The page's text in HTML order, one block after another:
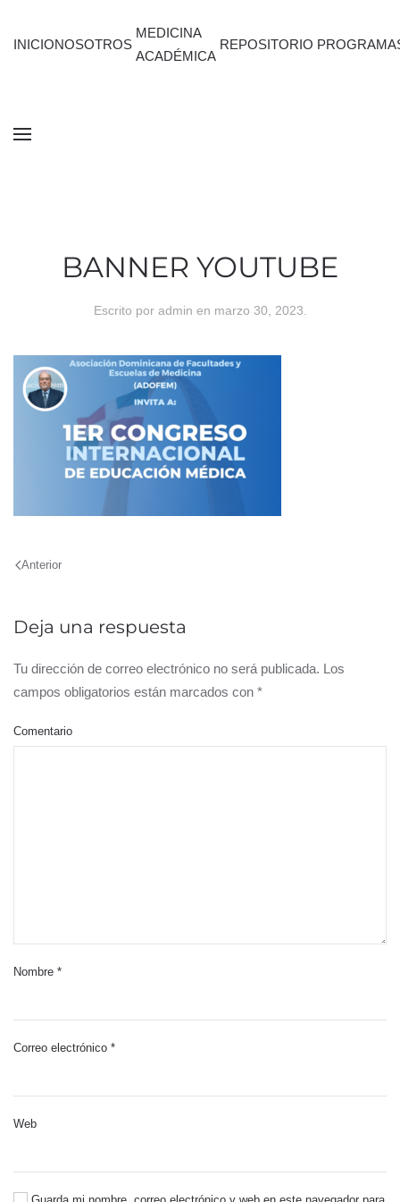
INICIONOSOTROS
MEDICINA
ACADÉMICA
REPOSITORIO
BANNER YOUTUBE
Escrito por admin en marzo 30, 2023
Anterior
Deja una respuesta
Tu dirección de correo electrónico no será publicada. Los
campos obligatorios están marcados con *
Comentario
Nombre *
Correo electrónico *
Web